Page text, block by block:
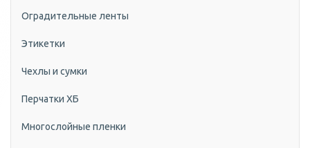
Оградительные ленты
Этикетки
Чехлы и сумки
Перчатки ХБ
Многослойные пленки